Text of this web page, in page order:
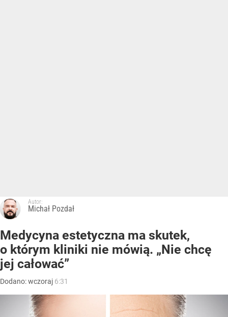
Autor:
Michał Pozdał
Medycyna estetyczna ma skutek,
o którym kliniki nie mówią. „Nie chcę
jej całować”
Dodano:wczoraj 6:31